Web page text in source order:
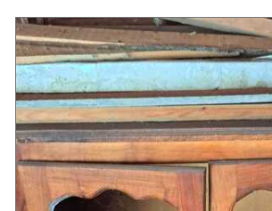
Южная Осетия
Южный Кавказ
ЮФО